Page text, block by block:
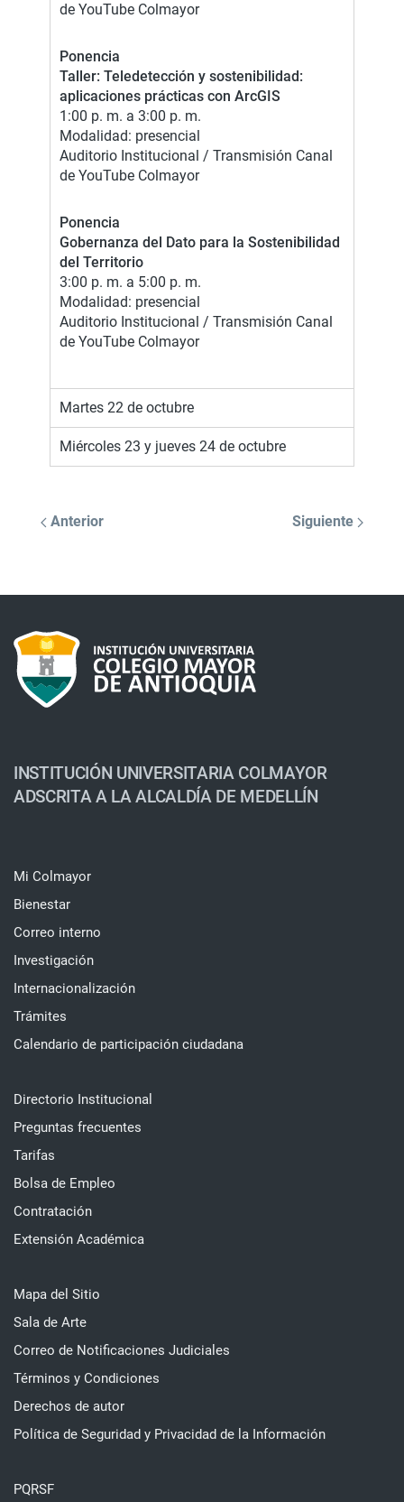
de YouTube Colmayor
Ponencia
Taller: Teledetección y sostenibilidad:
aplicaciones prácticas con ArcGIS
1:00 p. m. a 3:00 p. m.
Modalidad: presencial
Auditorio Institucional / Transmisión Canal
de YouTube Colmayor
Ponencia
Gobernanza del Dato para la Sostenibilidad
del Territorio
3:00 p. m. a 5:00 p. m.
Modalidad: presencial
Auditorio Institucional / Transmisión Canal
de YouTube Colmayor
Martes 22 de octubre
Miércoles 23 y jueves 24 de octubre
Anterior Siguiente
INSTITUCIÓN UNIVERSITARIA COLMAYOR
ADSCRITA A LA ALCALDÍA DE MEDELLÍN
Mi Colmayor
Bienestar
Correo interno
Investigación
Internacionalización
Trámites
Calendario de participación ciudadana
Directorio Institucional
Preguntas frecuentes
Tarifas
Bolsa de Empleo
Contratación
Extensión Académica
Mapa del Sitio
Sala de Arte
Correo de Notificaciones Judiciales
Términos y Condiciones
Derechos de autor
Política de Seguridad y Privacidad de la Información
PQRSF